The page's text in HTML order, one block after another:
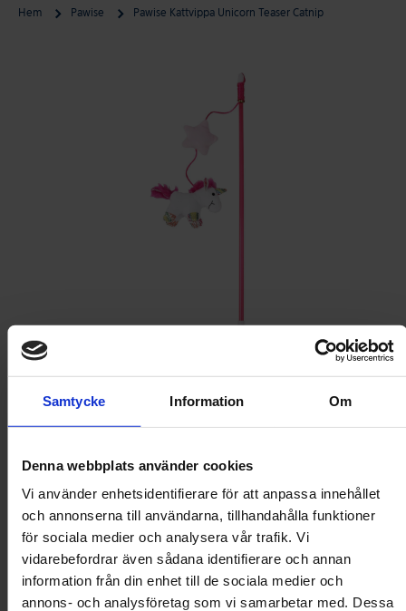
Samtycke Information Om
Denna webbplats använder cookies
Vi använder enhetsidentifierare för att anpassa innehållet
och annonserna till användarna, tillhandahålla funktioner
för sociala medier och analysera vår trafik. Vi
vidarebefordrar även sådana identifierare och annan
information från din enhet till de sociala medier och
annons- och analysföretag som vi samarbetar med. Dessa
Hem Pawise Pawise Kattvippa Unicorn Teaser Catnip
Kampanj! -25%
Pawise Kattvippa Unicorn Teaser Catnip
Förvandla lektiden till ett magiskt äventyr med denna charmiga
kattvippa. Utrustad med kattmynta för att locka och stimulera din
katt, erbjuder den oändlig underhållning och motion. Den
färgglada designen och mjuka materialet gör den till en favorit för
både katt och ägare. Perfekt för att stärka bandet mellan dig och
din fyrbenta vän samtidigt som den uppmuntrar till aktiv lek.